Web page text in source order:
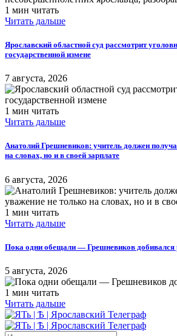
1 мин читать
Читать дальше
Ярославский областной суд рассмотрит
государственной измене
7 августа, 2026
1 мин читать
Читать дальше
Анатолий Грешневиков: учитель должен
на словах, но и в своей зарплате
6 августа, 2026
1 мин читать
Читать дальше
Пока одни обещали — Грешневиков добивался
5 августа, 2026
1 мин читать
Читать дальше